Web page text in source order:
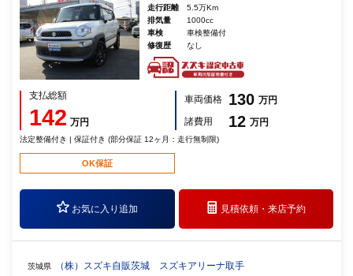
走行距離
5.5万Km
排気量
1000cc
車検
車検整備付
修復歴
なし
支払総額
142 万円
車両価格 130 万円
諸費用
12 万円
法定整備付き | 保証付き (部分保証 12ヶ月：走行無制限)
OK保証
お気に入り追加 見積依頼・来店予約
茨城県 （株）スズキ自販茨城 スズキアリーナ取手